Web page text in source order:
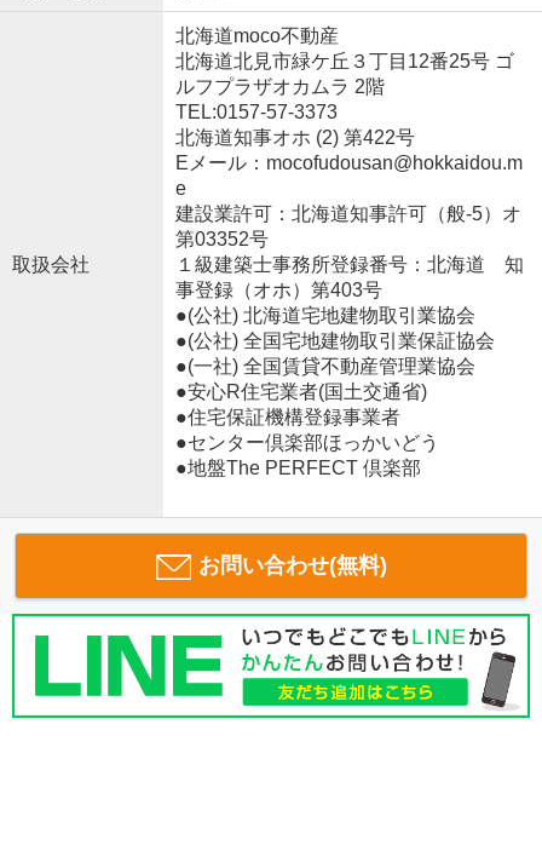
取扱会社
北海道moco不動産
北海道北見市緑ケ丘３丁目12番25号 ゴ
ルフプラザオカムラ 2階
TEL:0157-57-3373
北海道知事オホ (2) 第422号
Eメール：mocofudousan@hokkaidou.m
e
建設業許可：北海道知事許可（般-5）オ
第03352号
１級建築士事務所登録番号：北海道 知
事登録（オホ）第403号
●(公社) 北海道宅地建物取引業協会
●(公社) 全国宅地建物取引業保証協会
●(一社) 全国賃貸不動産管理業協会
●安心R住宅業者(国土交通省)
●住宅保証機構登録事業者
●センター倶楽部ほっかいどう
●地盤The PERFECT 倶楽部
お問い合わせ(無料)